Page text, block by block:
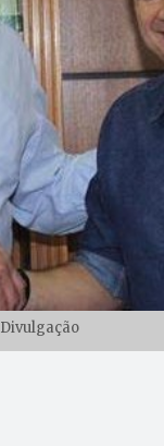
Divulgação